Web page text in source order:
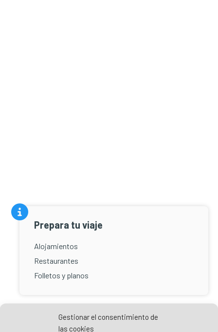
Gestionar el consentimiento de
las cookies
Prepara tu viaje
Alojamientos
Restaurantes
Folletos y planos